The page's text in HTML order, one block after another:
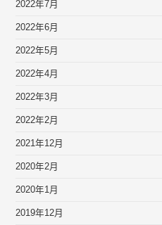
2022年7月
2022年6月
2022年5月
2022年4月
2022年3月
2022年2月
2021年12月
2020年2月
2020年1月
2019年12月